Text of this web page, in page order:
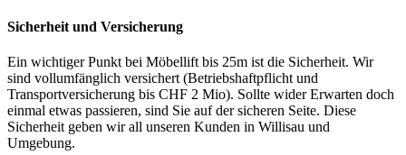
Sicherheit und Versicherung
Ein wichtiger Punkt bei Möbellift bis 25m ist die Sicherheit. Wir
sind vollumfänglich versichert (Betriebshaftpflicht und
Transportversicherung bis CHF 2 Mio). Sollte wider Erwarten doch
einmal etwas passieren, sind Sie auf der sicheren Seite. Diese
Sicherheit geben wir all unseren Kunden in Willisau und
Umgebung.